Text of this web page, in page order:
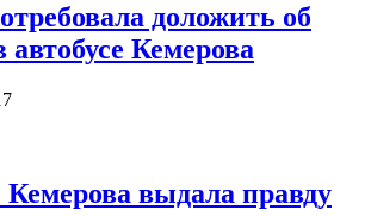
доложить об
Кемерова
Кемерова выдала правду